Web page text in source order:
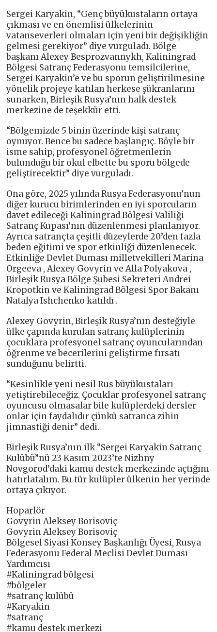
Sergei Karyakin, “Genç büyükustaların ortaya
çıkması ve en önemlisi ülkelerinin
vatanseverleri olmaları için yeni bir değişikliğin
gelmesi gerekiyor” diye vurguladı. Bölge
başkanı Alexey Besprozvannykh, Kaliningrad
Bölgesi Satranç Federasyonu temsilcilerine,
Sergei Karyakin’e ve bu sporun geliştirilmesine
yönelik projeye katılan herkese şükranlarını
sunarken, Birleşik Rusya’nın halk destek
merkezine de teşekkür etti.
“Bölgemizde 5 binin üzerinde kişi satranç
oynuyor. Bence bu sadece başlangıç. Böyle bir
isme sahip, profesyonel öğretmenlerin
bulunduğu bir okul elbette bu sporu bölgede
geliştirecektir” diye vurguladı.
Ona göre, 2025 yılında Rusya Federasyonu’nun
diğer kurucu birimlerinden en iyi sporcuların
davet edileceği Kaliningrad Bölgesi Valiliği
Satranç Kupası’nın düzenlenmesi planlanıyor.
Ayrıca satrançta çeşitli düzeylerde 20’den fazla
beden eğitimi ve spor etkinliği düzenlenecek.
Etkinliğe Devlet Duması milletvekilleri Marina
Orgeeva , Alexey Govyrin ve Alla Polyakova ,
Birleşik Rusya Bölge Şubesi Sekreteri Andrei
Kropotkin ve Kaliningrad Bölgesi Spor Bakanı
Natalya Ishchenko katıldı .
Alexey Govyrin, Birleşik Rusya’nın desteğiyle
ülke çapında kurulan satranç kulüplerinin
çocuklara profesyonel satranç oyuncularından
öğrenme ve becerilerini geliştirme fırsatı
sunduğunu belirtti.
“Kesinlikle yeni nesil Rus büyükustaları
yetiştirebileceğiz. Çocuklar profesyonel satranç
oyuncusu olmasalar bile kulüplerdeki dersler
onlar için faydalıdır çünkü satranca zihin
jimnastiği denir” dedi.
Birleşik Rusya’nın ilk “Sergei Karyakin Satranç
Kulübü”nü 23 Kasım 2023’te Nizhny
Novgorod’daki kamu destek merkezinde açtığını
hatırlatalım. Bu tür kulüpler ülkenin her yerinde
ortaya çıkıyor.
Hoparlör
Govyrin Aleksey Borisoviç
Govyrin Aleksey Borisoviç
Bölgesel Siyasi Konsey Başkanlığı Üyesi, Rusya
Federasyonu Federal Meclisi Devlet Duması
Yardımcısı
#Kaliningrad bölgesi
#bölgeler
#satranç kulübü
#Karyakin
#satranç
#kamu destek merkezi